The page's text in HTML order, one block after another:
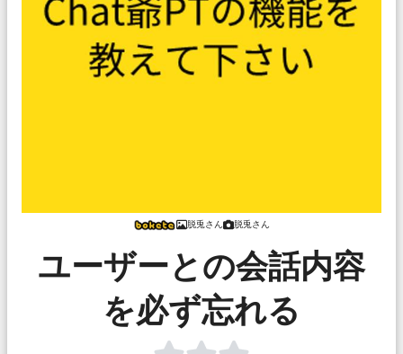
脱兎さん 脱兎さん
ユーザーとの会話内容
を必ず忘れる